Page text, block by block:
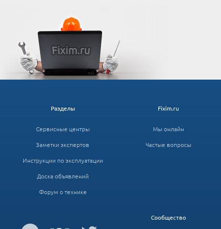
Fixim.ru
Мы онлайн
Частые вопросы
Разделы
Сервисные центры
Заметки экспертов
Инструкции по эксплуатации
Доска объявлений
Форум о технике
Сообщество